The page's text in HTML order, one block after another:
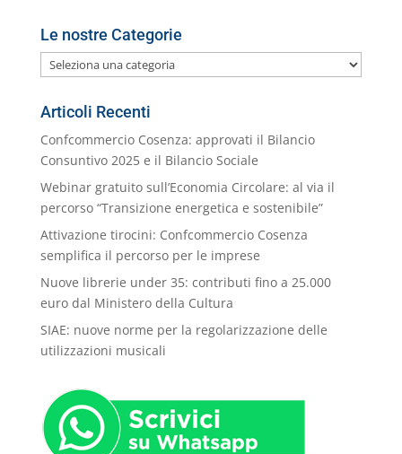
Le nostre Categorie
Le
nostre
Categorie
Articoli Recenti
Confcommercio Cosenza: approvati il Bilancio
Consuntivo 2025 e il Bilancio Sociale
Webinar gratuito sull’Economia Circolare: al via il
percorso “Transizione energetica e sostenibile”
Attivazione tirocini: Confcommercio Cosenza
semplifica il percorso per le imprese
Nuove librerie under 35: contributi fino a 25.000
euro dal Ministero della Cultura
SIAE: nuove norme per la regolarizzazione delle
utilizzazioni musicali